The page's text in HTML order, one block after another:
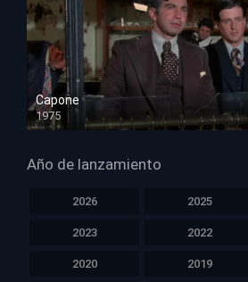
Capone
1975
HD 1080p
Año de lanzamiento
2026 2025
2023 2022
2020 2019